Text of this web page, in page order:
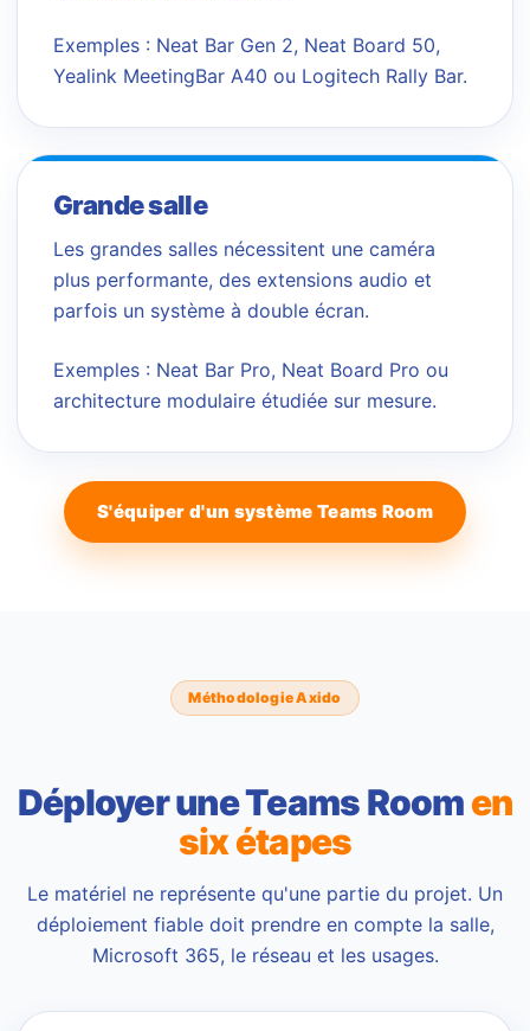
Exemples : Neat Bar Gen 2, Neat Board 50,
Yealink MeetingBar A40 ou Logitech Rally Bar.
Grande salle
Les grandes salles nécessitent une caméra
plus performante, des extensions audio et
parfois un système à double écran.
Exemples : Neat Bar Pro, Neat Board Pro ou
architecture modulaire étudiée sur mesure.
S'équiper d'un système Teams Room
Méthodologie Axido
Déployer une Teams Roomen
six étapes
Le matériel ne représente qu'une partie du projet. Un
déploiement fiable doit prendre en compte la salle,
Microsoft 365, le réseau et les usages.